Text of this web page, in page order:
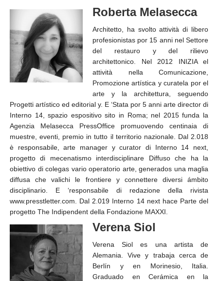
Roberta Melasecca
Architetto, ha svolto attività di libero
profesionistas por 15 anni nel Settore
del restauro y del rilievo
architettonico. Nel 2012 INIZIA el
attività nella Comunicazione,
Promozione artística y curatela por el
arte y la architettura, seguendo
Progetti artístico ed editorial y. E ‘Stata por 5 anni arte director di
Interno 14, spazio espositivo sito in Roma; nel 2015 funda la
Agenzia Melasecca PressOffice promuovendo centinaia di
muestre, eventi, premio in tutto il territorio nazionale. Dal 2.018
è responsabile, arte manager y curator di Interno 14 next,
progetto di mecenatismo interdisciplinare Diffuso che ha la
obiettivo di colegas vario operatorio arte, generados una maglia
diffusa che valichi le frontiere y connettere diversi ámbito
disciplinario. E ‘responsabile di redazione della rivista
www.presstletter.com. Dal 2.019 Interno 14 next hace Parte del
progetto The Indipendent della Fondazione MAXXI.
Verena Siol
Verena Siol es una artista de
Alemania. Vive y trabaja cerca de
Berlín y en Morinesio, Italia.
Graduado en Cerámica en la